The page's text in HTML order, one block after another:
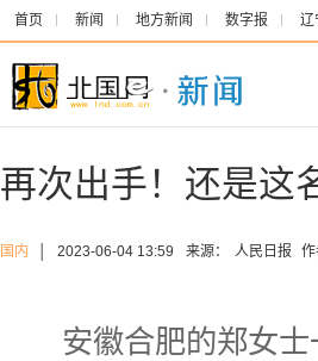
首页 新闻 地方新闻 数字报 辽
再次出手！还是
国内 2023-06-04 13:59 来源： 人民日报 作
安徽合肥的郑女士